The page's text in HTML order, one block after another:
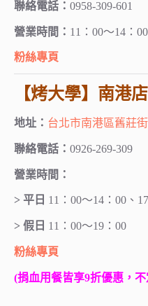
聯絡電話： 0958-309-601
營業時間： 11：00～14：
粉絲專頁
【烤大學】南港店
地址： 台北市南港區舊莊
聯絡電話： 0926-269-309
營業時間：
> 平日 11：00～14：00、
> 假日 11：00～19：00
粉絲專頁
(捐血用餐皆享9折優惠，